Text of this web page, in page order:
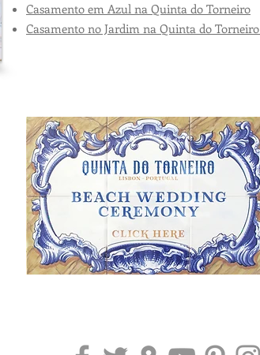
Casamento em Azul na Quinta do Torneiro
Casamento no Jardim na Quinta do Torneiro